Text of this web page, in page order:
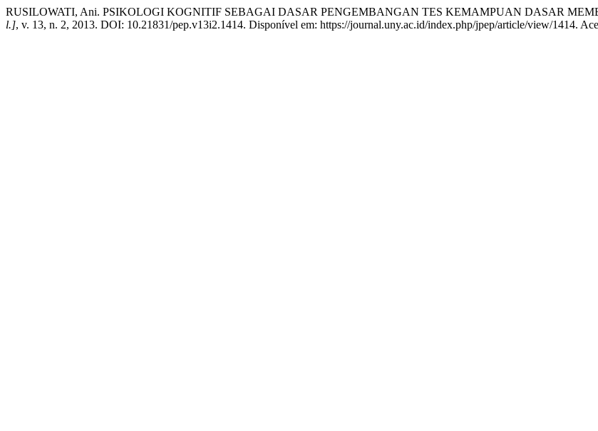
RUSILOWATI, Ani. PSIKOLOGI KOGNITIF SEBAGAI DASAR PENGEMBANGAN TES KEMAMPUAN DASAR
l.], v. 13, n. 2, 2013. DOI: 10.21831/pep.v13i2.1414. Disponível em: https://journal.uny.ac.id/index.php/jpep/article/view/1414.